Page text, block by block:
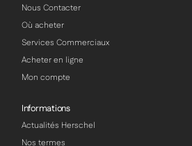
Nous Contacter
Où acheter
Services Commerciaux
Acheter en ligne
Mon compte
Informations
Actualités Herschel
Nos termes